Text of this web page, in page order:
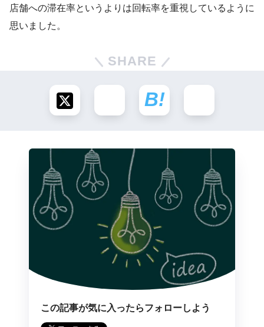
店舗への滞在率というよりは回転率を重視しているように
思いました。
SHARE
この記事が気に入ったらフォローしよう